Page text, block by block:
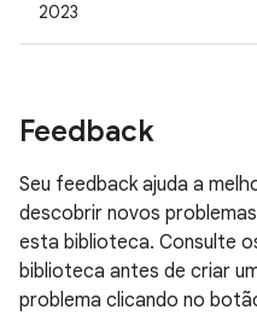
2023
Feedback
Seu feedback ajuda a
descobrir novos
esta biblioteca. Consulte
biblioteca antes de criar
problema clicando no